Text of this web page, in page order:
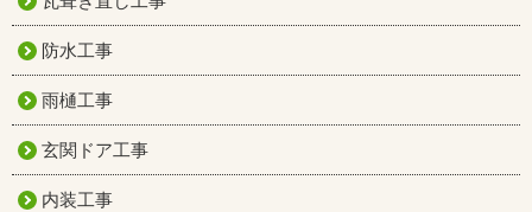
防水工事
雨樋工事
玄関ドア工事
内装工事